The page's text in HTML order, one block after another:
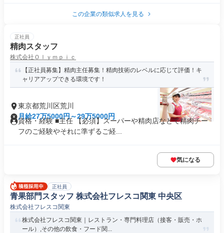
この企業の類似求人を見る
正社員
精肉スタッフ
株式会社Ｏｌｙｍｐｉｃ
【正社員募集】精肉主任募集！精肉技術のレベルに応じて評価！キ
ャリアアップできる環境です！
東京都荒川区荒川
月給27万5000円～29万5000円
資格・経験 ■主任 【必須】スーパーや精肉店などで精肉チー
フのご経験やそれに準ずるご経...
気になる
正社員
青果部門スタッフ 株式会社フレスコ関東 中央区
株式会社フレスコ関東
株式会社フレスコ関東｜レストラン・専門料理店（接客・販売・ホ
ール）,その他の飲食・フード関...